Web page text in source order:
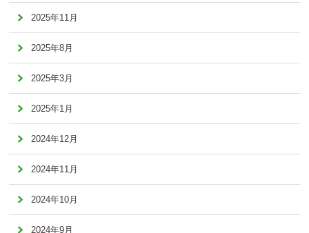
2025年11月
2025年8月
2025年3月
2025年1月
2024年12月
2024年11月
2024年10月
2024年9月